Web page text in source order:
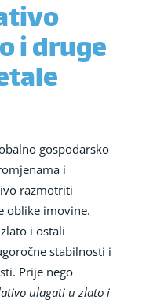
i druge
gospodarsko
i
razmotriti
oblike imovine.
i ostali
stabilnosti i
Prije nego
ulagati u zlato i